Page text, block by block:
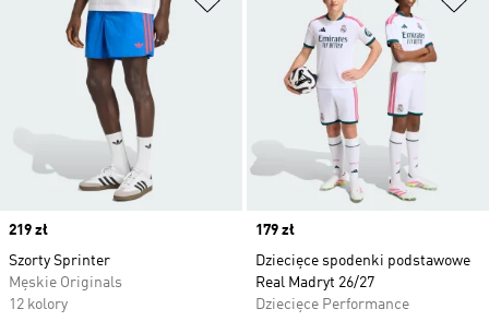
Price
219 zł
Szorty Sprinter
Męskie Originals
12 kolory
Price
179 zł
Dziecięce spodenki podstawowe
Real Madryt 26/27
Dziecięce Performance